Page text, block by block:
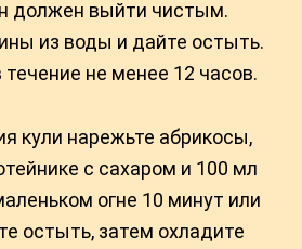
должен выйти чистым.
из воды и дайте остыть.
не менее 12 часов.
кули нарежьте абрикосы,
с сахаром и 100 мл
огне 10 минут или
остыть, затем охладите